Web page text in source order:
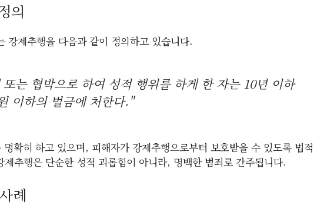
의
강제추행을 다음과 같이 정의하고 있습니다.
는 협박으로 하여 성적 행위를 하게 한 자는 10년 이하
이하의 벌금에 처한다."
확히 하고 있으며, 피해자가 강제추행으로부터 보호받을 수 있도록 법적
추행은 단순한 성적 괴롭힘이 아니라, 명백한 범죄로 간주됩니다.
례